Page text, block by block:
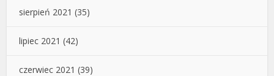
sierpień 2021 (35)
lipiec 2021 (42)
czerwiec 2021 (39)